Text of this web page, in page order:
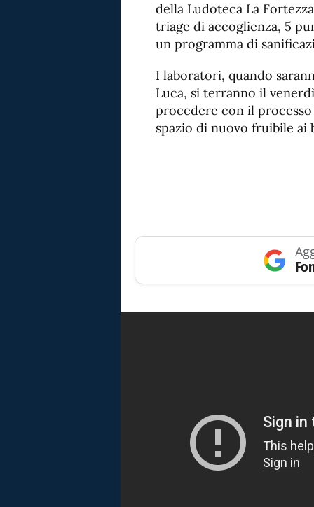
della Ludoteca La
triage di accoglienza, 5
un programma di
I laboratori, quando
Luca, si terranno il
procedere con il
spazio di nuovo fruibile ai